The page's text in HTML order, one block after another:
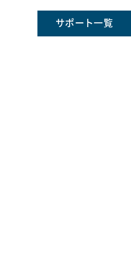
サポート一覧